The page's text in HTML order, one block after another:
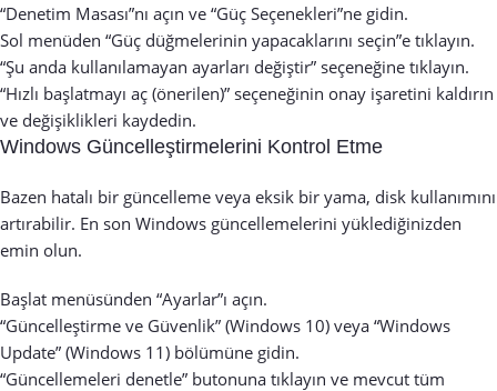
“Denetim Masası”nı açın ve “Güç Seçenekleri”ne gidin.
Sol menüden “Güç düğmelerinin yapacaklarını seçin”e tıklayın.
“Şu anda kullanılamayan ayarları değiştir” seçeneğine tıklayın.
“Hızlı başlatmayı aç (önerilen)” seçeneğinin onay işaretini kaldırın
ve değişiklikleri kaydedin.
Windows Güncelleştirmelerini Kontrol Etme
Bazen hatalı bir güncelleme veya eksik bir yama, disk kullanımını
artırabilir. En son Windows güncellemelerini yüklediğinizden
emin olun.
Başlat menüsünden “Ayarlar”ı açın.
“Güncelleştirme ve Güvenlik” (Windows 10) veya “Windows
Update” (Windows 11) bölümüne gidin.
“Güncellemeleri denetle” butonuna tıklayın ve mevcut tüm